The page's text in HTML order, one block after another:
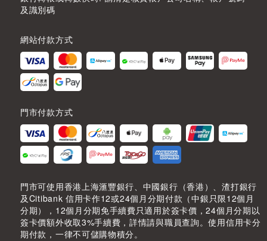
及識別碼
網站付款方式
門市付款方式
門市可使用香港上海滙豐銀行、中國銀行（香港）、渣打銀行
及Citibank 信用卡作12或24個月分期付款（中銀只限12個月
分期），12個月分期免手續費只適用於簽卡價，24個月分期以
簽卡價額外收取3%手續費，詳情請與職員查詢。使用信用卡分
期付款，一律不可儲購物積分。